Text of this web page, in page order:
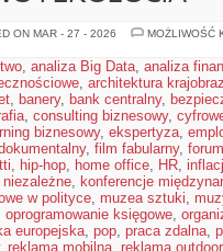
ON MAR - 27 - 2026
MOŻLIWOŚĆ
, analiza Big Data, analiza
, architektura
, banery, bank centralny,
, consulting biznesowy,
biznesowy, ekspertyza,
, film fabularny,
, hip-hop, home office, HR,
niezależne, konferencje
w polityce, muzea sztuki,
oprogramowanie księgowe,
europejska, pop, praca zdalna,
, reklama mobilna, reklama outdoor